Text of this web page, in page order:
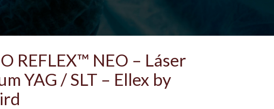
REFLEX™ NEO – Láser
YAG / SLT – Ellex by